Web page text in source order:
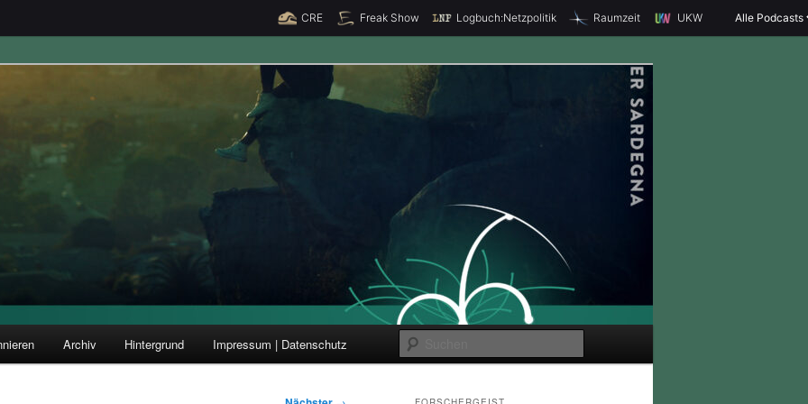
CRE Freak Show Logbuch:Netzpolitik Raumzeit UKW Alle Podcasts
und Forschung
u
Archiv Hintergrund Impressum | Datenschutz